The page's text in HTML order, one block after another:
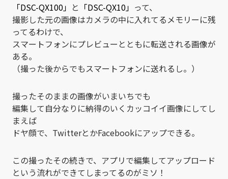
「DSC-QX100」 と 「DSC-QX10」 って、
撮影した元の画像はカメラの中に入れてるメモリーに残
ってるわけで、
スマートフォンにプレビューとともに転送される画像が
ある。
（撮った後からでもスマートフォンに送れるし。）
撮ったそのままの画像がいまいちでも
編集して自分なりに納得のいくカッコイイ画像にしてし
まえば
ドヤ顔で、TwitterとかFacebookにアップできる。
この撮ったその続きで、アプリで編集してアップロード
という流れができてしまってるのがミソ！